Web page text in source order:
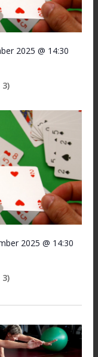
2025 @ 14:30
2025 @ 14:30